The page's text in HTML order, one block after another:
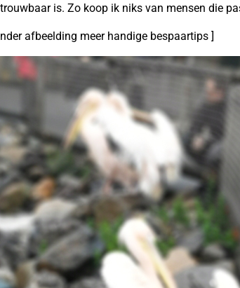
is. Zo koop ik niks van mensen die
afbeelding meer handige bespaartips ]